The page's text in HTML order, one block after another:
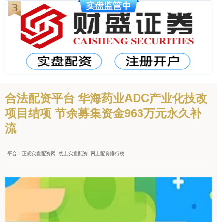
合法配资平台 华海药业ADC产业化技改
项目结项 节余募集资金963万元永久补
流
平台：正规实盘配资网_线上实盘配资_网上配资排行榜